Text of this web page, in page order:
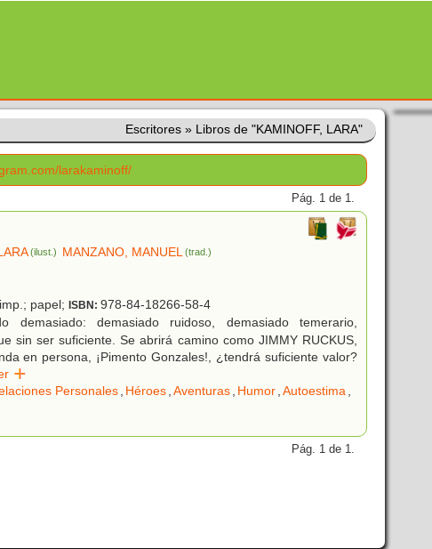
Escritores » Libros de "KAMINOFF, LARA"
larakaminoff/
Pág. 1 de 1.
(ilust.) MANZANO, MANUEL (trad.)
papel; ISBN: 978-84-18266-58-4
demasiado: demasiado ruidoso, demasiado temerario,
sin ser suficiente. Se abrirá camino como JIMMY RUCKUS,
en persona, ¡Pimento Gonzales!, ¿tendrá suficiente valor?
Personales, Héroes,Aventuras, Humor,Autoestima,
Pág. 1 de 1.